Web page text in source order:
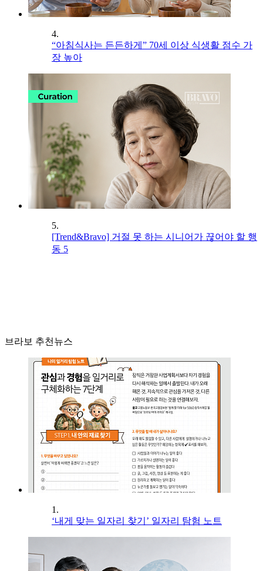
4.
“아침식사는 든든하게” 70세 이상 식생활 점수 가
장 높아
5.
[Trend&Bravo] 거절 못 하는 시니어가 끊어야 할 행
동 5
브라보 추천뉴스
1.
‘내게 맞는 일자리 찾기’ 일자리 탐험 노트